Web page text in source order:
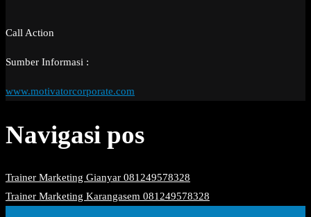
Call Action
Sumber Informasi :
www.motivatorcorporate.com
Navigasi pos
Trainer Marketing Gianyar 081249578328
Trainer Marketing Karangasem 081249578328